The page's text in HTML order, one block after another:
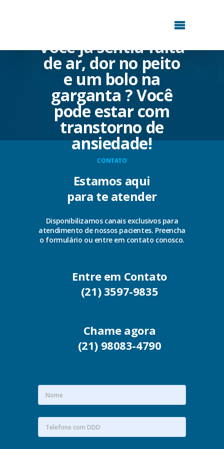
Você já sentiu falta
de ar, dor no peito
e um bolo na
garganta ? Você
pode estar com
transtorno de
ansiedade!
CONTATO
Estamos aqui
para te atender
Disponibilizamos canais exclusivos para
atendimento de nossos pacientes. Preencha
o formulário ou entre em contato conosco.
Entre em Contato
(21) 3597-9835
Chame agora
(21) 98083-4790